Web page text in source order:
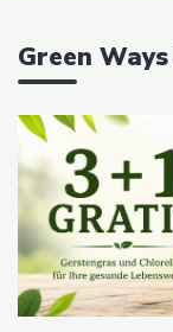
Green